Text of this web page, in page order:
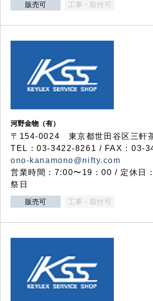
販売可 工事・取付可
河野金物（有）
〒154-0024 東京都世田谷区三軒
TEL：03-3422-8261 / FAX：03-
ono-kanamono@nifty.com
営業時間：7:00〜19：00 / 定休日
祭日
販売可 工事・取付可